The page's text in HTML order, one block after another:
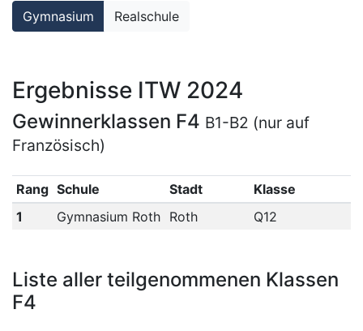
Gymnasium Realschule
Ergebnisse ITW 2024
Gewinnerklassen F4 B1-B2 (nur auf
Französisch)
Rang Schule Stadt
Klasse
1
Gymnasium Roth Roth Q12
Liste aller teilgenommenen Klassen
F4